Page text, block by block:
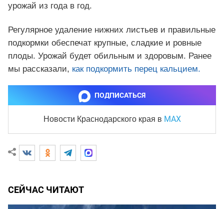
урожай из года в год.
Регулярное удаление нижних листьев и правильные
подкормки обеспечат крупные, сладкие и ровные
плоды. Урожай будет обильным и здоровым. Ранее
мы рассказали, как подкормить перец кальцием.
ПОДПИСАТЬСЯ
Новости Краснодарского края в MAX
СЕЙЧАС ЧИТАЮТ